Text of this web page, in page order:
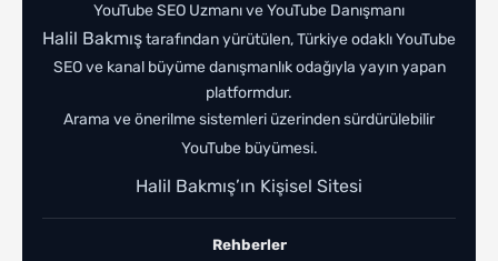
YouTube SEO Uzmanı ve YouTube Danışmanı
Halil Bakmıştarafından yürütülen, Türkiye odaklı YouTube
SEO ve kanal büyüme danışmanlık odağıyla yayın yapan
platformdur.
Arama ve önerilme sistemleri üzerinden sürdürülebilir
YouTube büyümesi.
Halil Bakmış’ın Kişisel Sitesi
Rehberler